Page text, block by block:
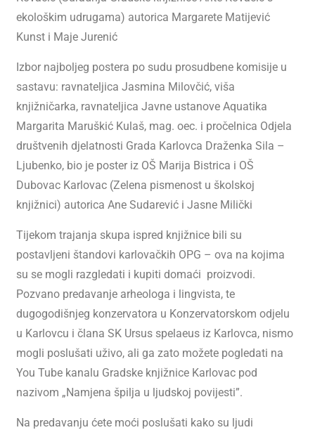
ekološkim udrugama) autorica Margarete Matijević
Kunst i Maje Jurenić
Izbor najboljeg postera po sudu prosudbene komisije u
sastavu: ravnateljica Jasmina Milovčić, viša
knjižničarka, ravnateljica Javne ustanove Aquatika
Margarita Maruškić Kulaš, mag. oec. i pročelnica Odjela
društvenih djelatnosti Grada Karlovca Draženka Sila –
Ljubenko, bio je poster iz OŠ Marija Bistrica i OŠ
Dubovac Karlovac (Zelena pismenost u školskoj
knjižnici) autorica Ane Sudarević i Jasne Milički
Tijekom trajanja skupa ispred knjižnice bili su
postavljeni štandovi karlovačkih OPG – ova na kojima
su se mogli razgledati i kupiti domaći proizvodi.
Pozvano predavanje arheologa i lingvista, te
dugogodišnjeg konzervatora u Konzervatorskom odjelu
u Karlovcu i člana SK Ursus spelaeus iz Karlovca, nismo
mogli poslušati uživo, ali ga zato možete pogledati na
You Tube kanalu Gradske knjižnice Karlovac pod
nazivom „Namjena špilja u ljudskoj povijesti”.
Na predavanju ćete moći poslušati kako su ljudi